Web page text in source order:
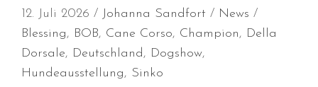
12. Juli 2026 Johanna Sandfort
News
Blessing, BOB, Cane Corso, Champion, Della
Dorsale, Deutschland, Dogshow,
Hundeausstellung, Sinko